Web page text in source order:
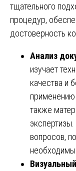
тщательного
процедур,
достоверность
Анализ
изучает
качества и
также
вопросов,